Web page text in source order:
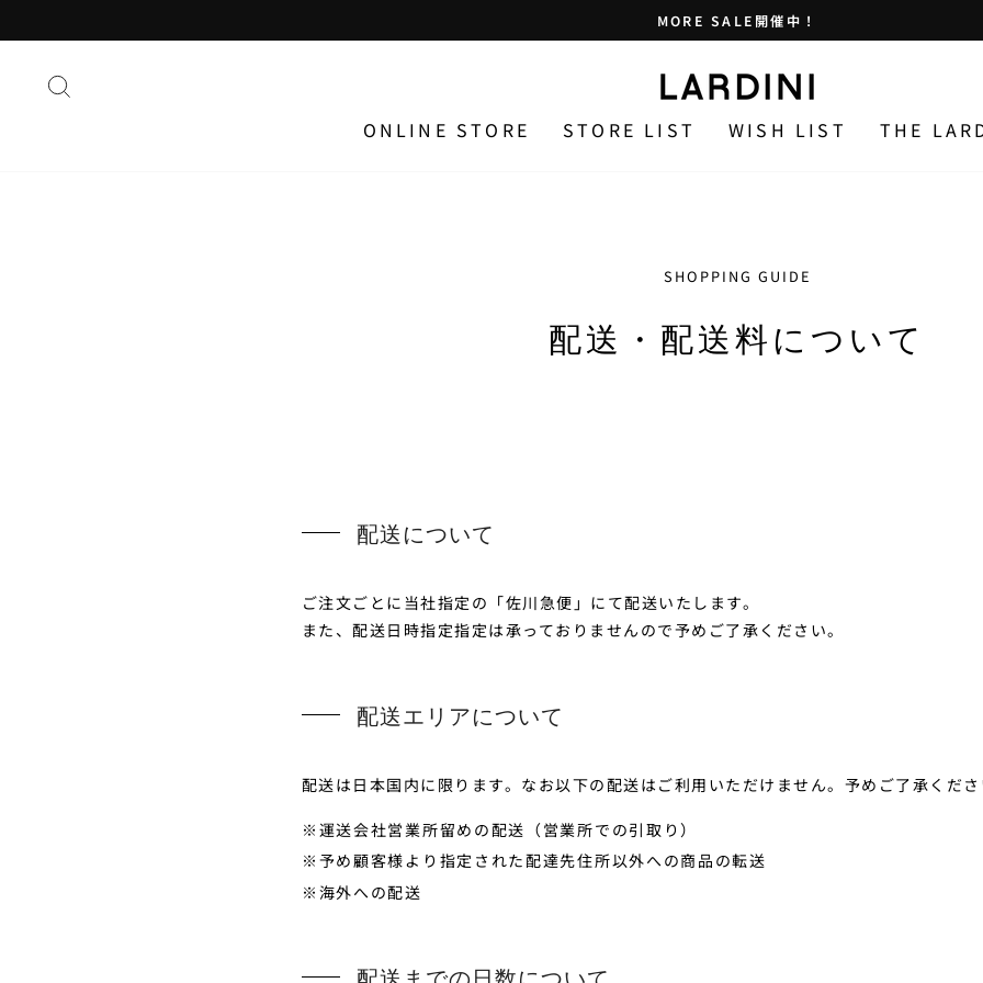
止
る
MORE SALE開催中！
ONLINE STORE STORE LIST WISH LIST THE
SHOPPING GUIDE
配送・配送料について
配送について
ご注文ごとに当社指定の「佐川急便」にて配送いたします。
また、配送日時指定指定は承っておりませんので予めご了承ください。
配送エリアについて
配送は日本国内に限ります。なお以下の配送はご利用いただけません。予めご了承くだ
運送会社営業所留めの配送（営業所での引取り）
予め顧客様より指定された配達先住所以外への商品の転送
海外への配送